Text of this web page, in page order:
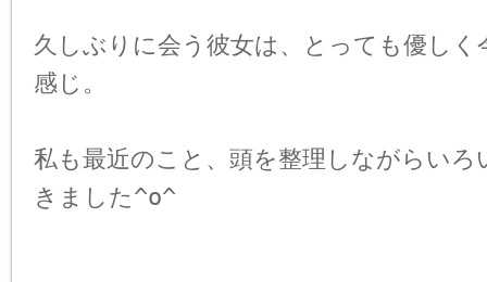
久しぶりに会う彼女は、とっても優し
感じ。
私も最近のこと、頭を整理しながらい
きました^o^